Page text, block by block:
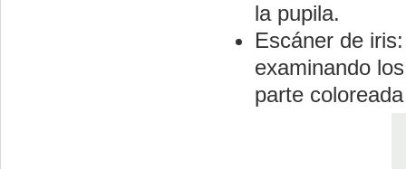
la pupila.
Escáner de
examinando
parte